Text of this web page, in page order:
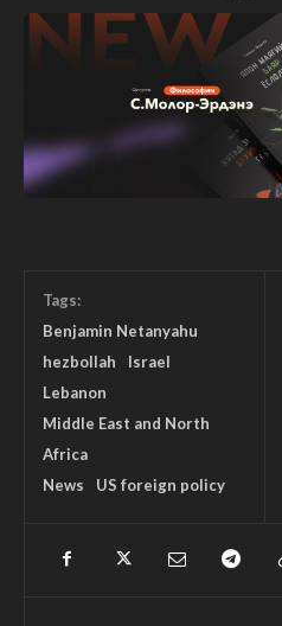
Tags:
Benjamin Netanyahu
hezbollah
Israel
Lebanon
Middle East and North
Africa
News
US foreign policy